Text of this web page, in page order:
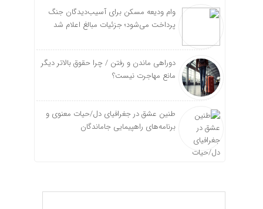
وام ودیعه مسکن برای آسیب‌دیدگان جنگ
پرداخت می‌شود؛ جزئیات مبالغ اعلام شد
دوراهی ماندن و رفتن / چرا حقوق بالاتر دیگر
مانع مهاجرت نیست؟
طنین عشق در جغرافیای دل/حیات معنوی و
برنامه‌های راهپیمایی جاماندگان